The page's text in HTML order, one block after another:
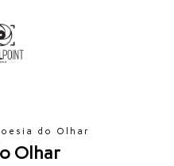
do Olhar
Olhar